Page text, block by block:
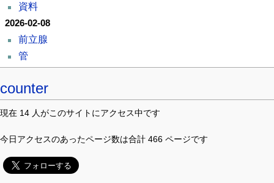
資料
2026-02-08
前立腺
管
counter
現在 14 人がこのサイトにアクセス中です
今日アクセスのあったページ数は合計 466 ページです